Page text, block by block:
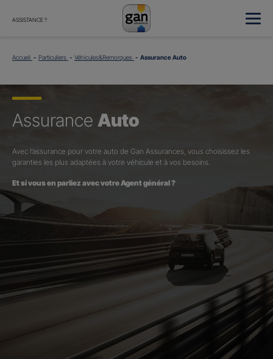
ASSISTANCE ?
Accueil Particuliers Véhicules&Remorques Assurance Auto
Assurance Auto
Avec l’assurance pour votre auto de Gan Assurances, vous choisissez les
garanties les plus adaptées à votre véhicule et à vos besoins.
Et si vous en parliez avec votre Agent général ?